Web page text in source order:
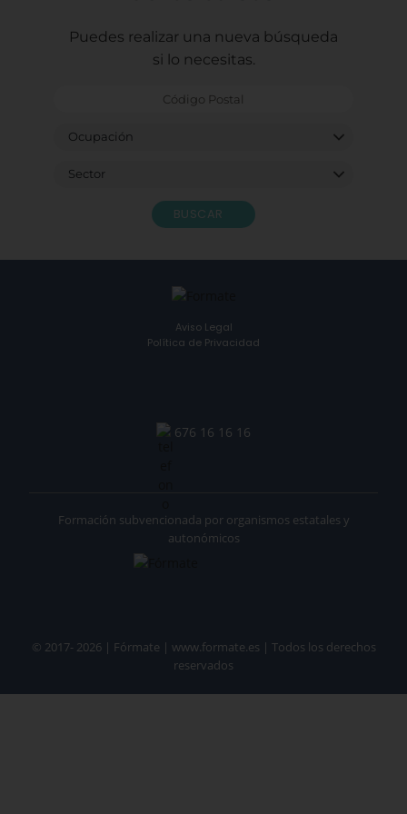
Puedes realizar una nueva búsqueda
si lo necesitas.
BUSCAR
Aviso Legal
Política de Privacidad
676 16 16 16
© 2017- 2026 | Fórmate | www.formate.es | Todos los derechos
reservados
Formación subvencionada por organismos estatales y
autonómicos